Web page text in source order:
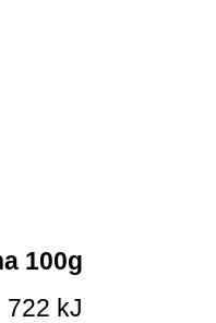
100g
722 kJ